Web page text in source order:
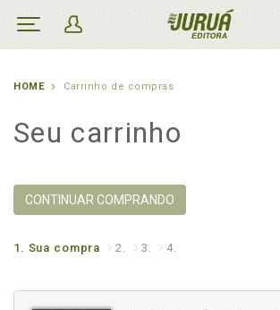
HOME Carrinho de compras
Seu carrinho
CONTINUAR COMPRANDO
1. Sua compra 2. 3. 4.